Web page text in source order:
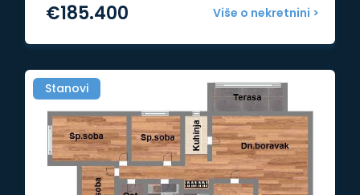
Više o nekretnini >
€185.400
Stanovi